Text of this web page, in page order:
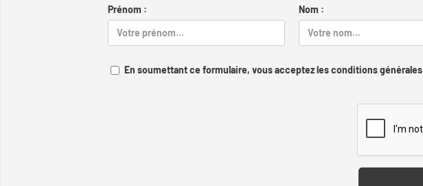
Prénom : Nom :
En soumettant ce formulaire, vous acceptez les conditions générales